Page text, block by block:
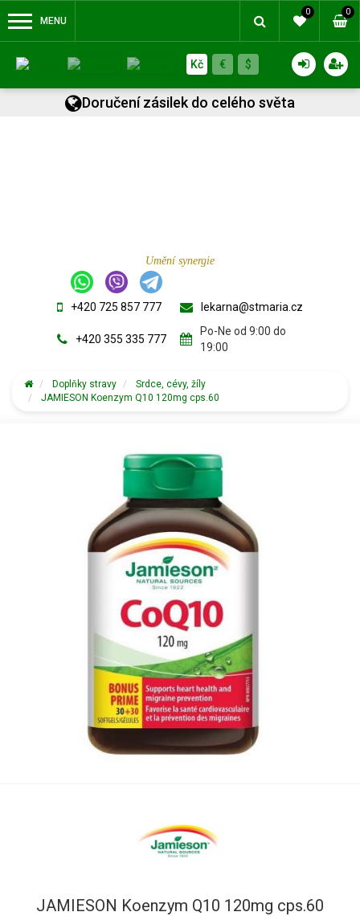
MENU
0 0
Kč € $
Doručení zásilek do celého světa
Umění synergie
+420 725 857 777
+420 355 335 777
lekarna@stmaria.cz
Po-Ne od 9:00 do
19:00
Doplňky stravy
Srdce, cévy, žíly
JAMIESON Koenzym Q10 120mg cps.60
JAMIESON Koenzym Q10 120mg cps.60